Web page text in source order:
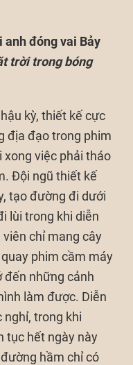
anh đóng vai Bảy
trời trong bóng
kỳ, thiết kế cực
địa đạo trong phim
xong việc phải tháo
Đội ngũ thiết kế
tạo đường đi dưới
lùi trong khi diễn
chỉ mang cây
phim cầm máy
đến những cảnh
làm được. Diễn
trong khi
tục hết ngày này
hầm chỉ có